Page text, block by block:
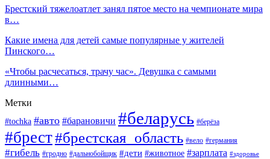
Брестский тяжелоатлет занял пятое место на чемпионате мира
в…
Какие имена для детей самые популярные у жителей
Пинского…
«Чтобы расчесаться, трачу час». Девушка с самыми
длинными…
Метки
#tochka #авто #барановичи #беларусь #берёза
#брест#брестская_область #вело #германия
#гибель #гродно #дальнобойщик #дети #животное #зарплата #здоровье